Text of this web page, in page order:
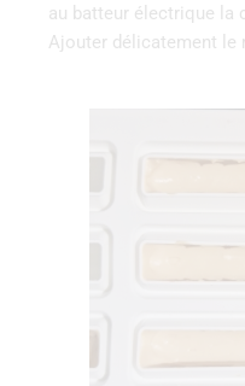
au batteur électrique la
Ajouter délicatement le